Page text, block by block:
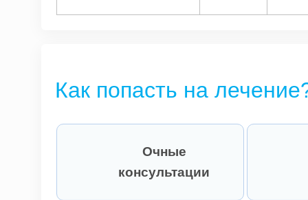
Как попасть на
Очные
консультации